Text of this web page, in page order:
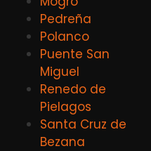
Pedreña
Polanco
Puente San
Miguel
Renedo de
Pielagos
Santa Cruz de
Bezana